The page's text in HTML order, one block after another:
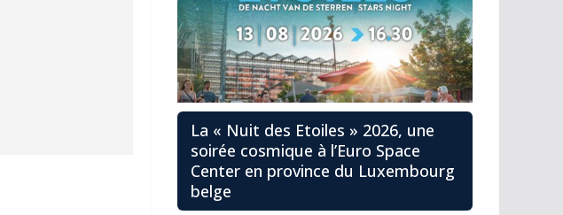
La « Nuit des Etoiles » 2026, une
soirée cosmique à l’Euro Space
Center en province du Luxembourg
belge